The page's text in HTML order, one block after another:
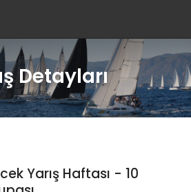
Detayları
Yarış Haftası - 10